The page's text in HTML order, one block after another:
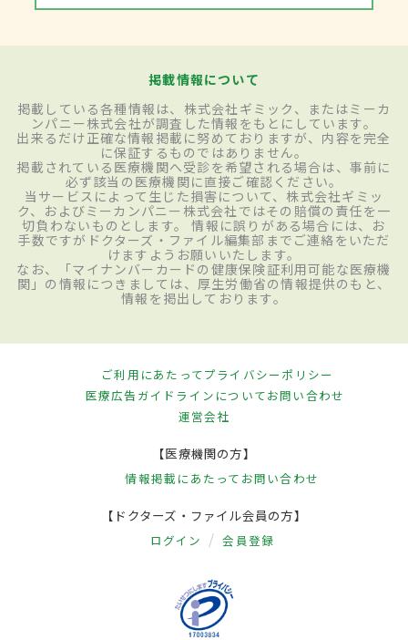
掲載情報について
掲載している各種情報は、株式会社ギミック、またはミーカ
ンパニー株式会社が調査した情報をもとにしています。
出来るだけ正確な情報掲載に努めておりますが、内容を完全
に保証するものではありません。
掲載されている医療機関へ受診を希望される場合は、事前に
必ず該当の医療機関に直接ご確認ください。
当サービスによって生じた損害について、株式会社ギミッ
ク、およびミーカンパニー株式会社ではその賠償の責任を一
切負わないものとします。 情報に誤りがある場合には、お
手数ですがドクターズ・ファイル編集部までご連絡をいただ
けますようお願いいたします。
なお、「マイナンバーカードの健康保険証利用可能な医療機
関」の情報につきましては、厚生労働省の情報提供のもと、
情報を掲出しております。
ご利用にあたってプライバシーポリシー
医療広告ガイドラインについてお問い合わせ
運営会社
【医療機関の方】
情報掲載にあたって お問い合わせ
【ドクターズ・ファイル会員の方】
ログイン 会員登録